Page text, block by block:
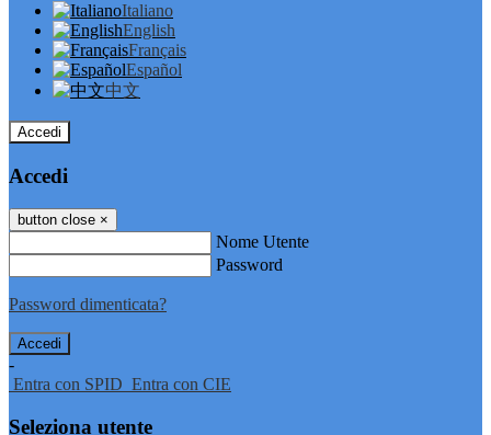
Italiano
English
Français
Español
中文
Accedi
Accedi
button close ×
Nome Utente
Password
Password dimenticata?
-
Entra con SPID Entra con CIE
Seleziona utente